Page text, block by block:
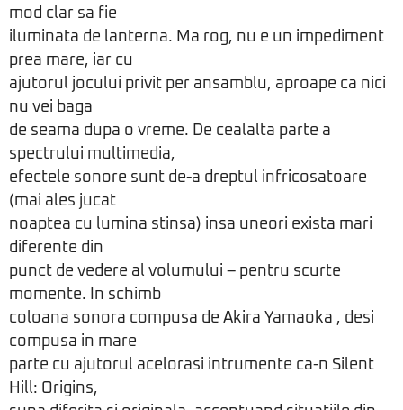
mod clar sa fie
iluminata de lanterna. Ma rog, nu e un impediment
prea mare, iar cu
ajutorul jocului privit per ansamblu, aproape ca nici
nu vei baga
de seama dupa o vreme. De cealalta parte a
spectrului multimedia,
efectele sonore sunt de-a dreptul infricosatoare
(mai ales jucat
noaptea cu lumina stinsa) insa uneori exista mari
diferente din
punct de vedere al volumului – pentru scurte
momente. In schimb
coloana sonora compusa de Akira Yamaoka , desi
compusa in mare
parte cu ajutorul acelorasi intrumente ca-n Silent
Hill: Origins,